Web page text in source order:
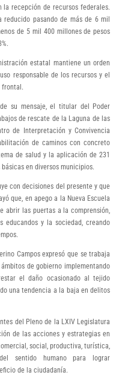
la recepción de recursos federales.
pasando de más de 6 mil
de 5 mil 400 millones de pesos
estatal mantiene un orden
responsable de los recursos y el
frontal.
su mensaje, el titular del Poder
de rescate de la Laguna de las
de Interpretación y Convivencia
de caminos con concreto
de salud y la aplicación de 231
en diversos municipios.
con decisiones del presente y que
que, en apego a la Nueva Escuela
abrir las puertas a la comprensión,
y la sociedad, creando
Campos expresó que se trabaja
de gobierno implementando
el daño ocasionado al tejido
una tendencia a la baja en delitos
del Pleno de la LXIV Legislatura
de las acciones y estrategias en
social, productiva, turística,
sentido humano para lograr
de la ciudadanía.